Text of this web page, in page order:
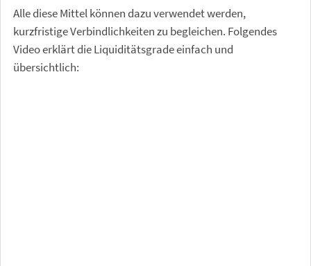
Alle diese Mittel können dazu verwendet werden,
kurzfristige Verbindlichkeiten zu begleichen. Folgendes
Video erklärt die Liquiditätsgrade einfach und
übersichtlich: